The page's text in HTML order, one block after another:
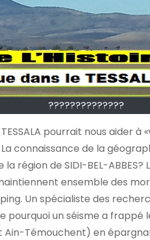
??????????????
pourrait nous aider à
connaissance de la
région de SIDI-BEL-
ensemble des
Un spécialiste des
un séisme a frappé
Témouchent) en